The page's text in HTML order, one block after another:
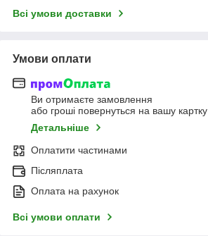
Всі умови доставки
Умови оплати
Ви отримаєте замовлення
або гроші повернуться на вашу картку
Детальніше
Оплатити частинами
Післяплата
Оплата на рахунок
Всі умови оплати